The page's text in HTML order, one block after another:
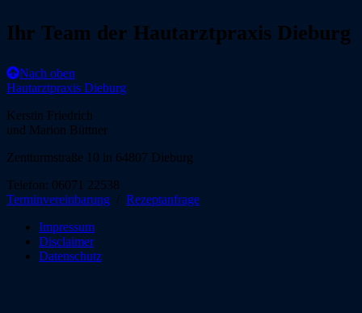
Ihr Team der Hautarztpraxis Dieburg
Nach oben
Hautarztpraxis Dieburg
Kerstin Friedrich
und Marion Büttner
Zentturmstraße 10 in 64807 Dieburg
Telefon: 06071 22538
Terminvereinbarung / Rezeptanfrage
Impressum
Disclaimer
Datenschutz